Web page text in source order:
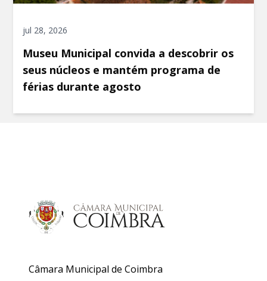
jul 28, 2026
Museu Municipal convida a descobrir os
seus núcleos e mantém programa de
férias durante agosto
Câmara Municipal de Coimbra